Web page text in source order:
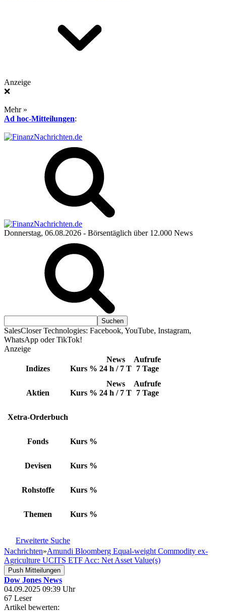
Anzeige
❌
Mehr »
Ad hoc-Mitteilungen:
Donnerstag, 06.08.2026 - Börsentäglich über 12.000 News
SalesCloser Technologies: Facebook, YouTube, Instagram,
WhatsApp oder TikTok!
Anzeige
Indizes Kurs %
News
24 h / 7 T
Aufrufe
7 Tage
Aktien Kurs %
News
24 h / 7 T
Aufrufe
7 Tage
Xetra-Orderbuch
Fonds Kurs %
Devisen Kurs %
Rohstoffe Kurs %
Themen Kurs %
Erweiterte Suche
Nachrichten»Amundi Bloomberg Equal-weight Commodity ex-
Agriculture UCITS ETF Acc: Net Asset Value(s)
Push Mitteilungen
Dow Jones News
04.09.2025 09:39 Uhr
67 Leser
Artikel bewerten: